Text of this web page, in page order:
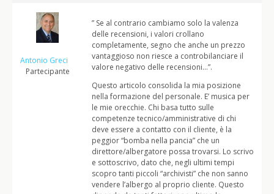
Antonio Greci
Partecipante
” Se al contrario cambiamo solo la valenza
delle recensioni, i valori crollano
completamente, segno che anche un prezzo
vantaggioso non riesce a controbilanciare il
valore negativo delle recensioni…”.
Questo articolo consolida la mia posizione
nella formazione del personale. E’ musica per
le mie orecchie. Chi basa tutto sulle
competenze tecnico/amministrative di chi
deve essere a contatto con il cliente, è la
peggior “bomba nella pancia” che un
direttore/albergatore possa trovarsi. Lo scrivo
e sottoscrivo, dato che, negli ultimi tempi
scopro tanti piccoli “archivisti” che non sanno
vendere l’albergo al proprio cliente. Questo